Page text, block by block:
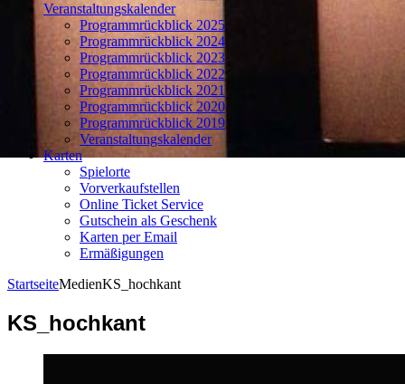
Veranstaltungskalender
Programmrückblick 2025
Programmrückblick 2024
Programmrückblick 2023
Programmrückblick 2022
Programmrückblick 2021
Programmrückblick 2020
Programmrückblick 2019
Veranstaltungskalender
Karten
Spielorte
Vorverkaufstellen
Online Ticket Service
Gutschein als Geschenk
Karten per Email
Ermäßigungen
StartseiteMedienKS_hochkant
KS_hochkant